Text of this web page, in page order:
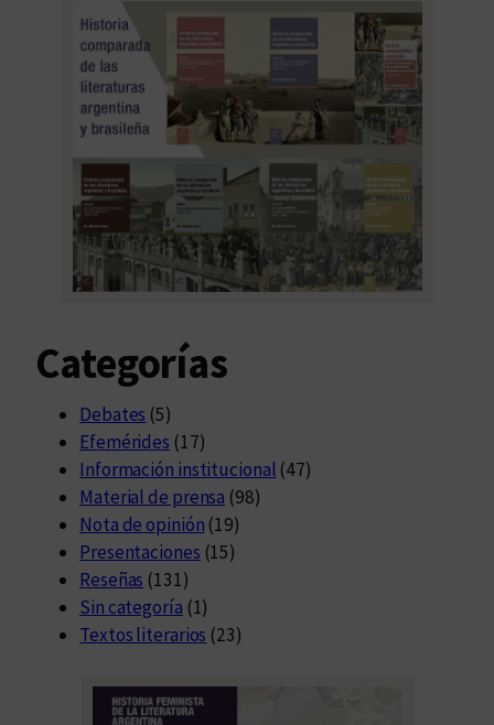
a
s
Categorías
Debates (5)
Efemérides (17)
Información institucional (47)
Material de prensa (98)
Nota de opinión (19)
Presentaciones (15)
Reseñas (131)
Sin categoría (1)
Textos literarios (23)